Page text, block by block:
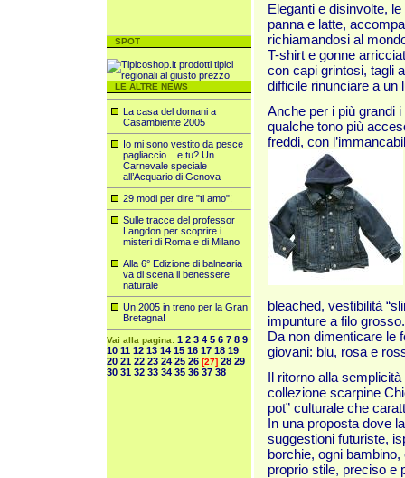
SPOT
LE ALTRE NEWS
La casa del domani a
Casambiente 2005
Io mi sono vestito da pesce
pagliaccio... e tu? Un
Carnevale speciale
all’Acquario di Genova
29 modi per dire "ti amo"!
Sulle tracce del professor
Langdon per scoprire i
misteri di Roma e di Milano
Alla 6° Edizione di balnearia
va di scena il benessere
naturale
Un 2005 in treno per la Gran
Bretagna!
Vai alla pagina: 1 2 3 4 5 6 7 8 9
10 11 12 13 14 15 16 17 18 19
20 21 22 23 24 25 26 [27] 28 29
30 31 32 33 34 35 36 37 38
Eleganti e disinvolte,
panna e latte,
richiamandosi al
T-shirt e gonne
con capi grintosi, tagli
difficile rinunciare a un
Anche per i più grandi
qualche tono più
freddi, con
bleached, vestibilità
impunture a filo grosso.
Da non dimenticare le
giovani: blu, rosa e
Il ritorno alla
collezione scarpine
pot” culturale che
In una proposta dove
suggestioni futuriste,
borchie, ogni
proprio stile, preciso e